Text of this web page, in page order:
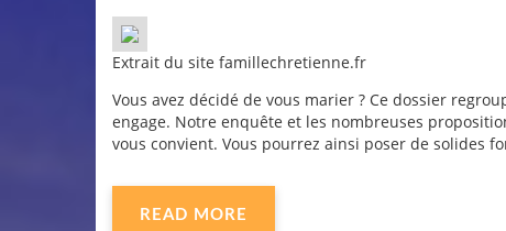
Extrait du site famillechretienne.fr
Vous avez décidé de vous marier ? Ce dossier
engage. Notre enquête et les nombreuses
vous convient. Vous pourrez ainsi poser de solides
READ MORE